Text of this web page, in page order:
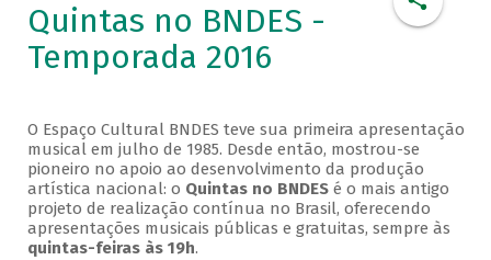
Quintas no BNDES -
Temporada 2016
O Espaço Cultural BNDES teve sua primeira apresentação
musical em julho de 1985. Desde então, mostrou-se
pioneiro no apoio ao desenvolvimento da produção
artística nacional: o Quintas no BNDESé o mais antigo
projeto de realização contínua no Brasil, oferecendo
apresentações musicais públicas e gratuitas, sempre às
quintas-feiras às 19h.